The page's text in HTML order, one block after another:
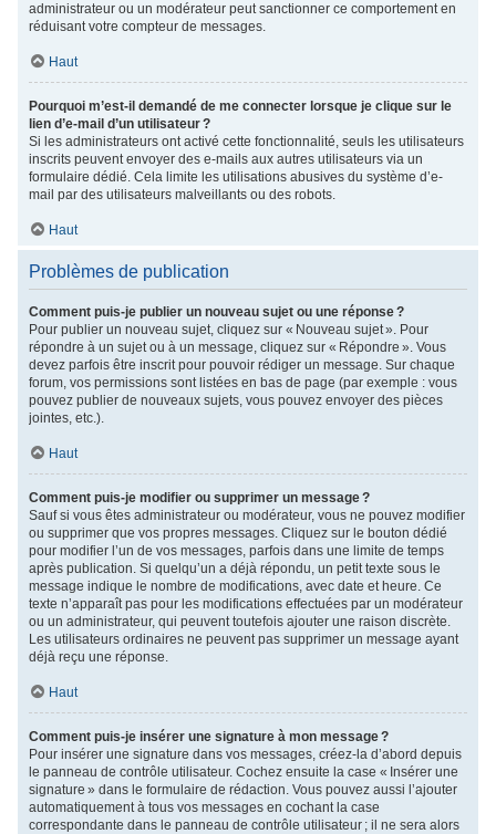
administrateur ou un modérateur peut sanctionner ce comportement en
réduisant votre compteur de messages.
Haut
Pourquoi m’est-il demandé de me connecter lorsque je clique sur le
lien d’e-mail d’un utilisateur ?
Si les administrateurs ont activé cette fonctionnalité, seuls les utilisateurs
inscrits peuvent envoyer des e-mails aux autres utilisateurs via un
formulaire dédié. Cela limite les utilisations abusives du système d’e-
mail par des utilisateurs malveillants ou des robots.
Haut
Problèmes de publication
Comment puis-je publier un nouveau sujet ou une réponse ?
Pour publier un nouveau sujet, cliquez sur « Nouveau sujet ». Pour
répondre à un sujet ou à un message, cliquez sur « Répondre ». Vous
devez parfois être inscrit pour pouvoir rédiger un message. Sur chaque
forum, vos permissions sont listées en bas de page (par exemple : vous
pouvez publier de nouveaux sujets, vous pouvez envoyer des pièces
jointes, etc.).
Haut
Comment puis-je modifier ou supprimer un message ?
Sauf si vous êtes administrateur ou modérateur, vous ne pouvez modifier
ou supprimer que vos propres messages. Cliquez sur le bouton dédié
pour modifier l’un de vos messages, parfois dans une limite de temps
après publication. Si quelqu’un a déjà répondu, un petit texte sous le
message indique le nombre de modifications, avec date et heure. Ce
texte n’apparaît pas pour les modifications effectuées par un modérateur
ou un administrateur, qui peuvent toutefois ajouter une raison discrète.
Les utilisateurs ordinaires ne peuvent pas supprimer un message ayant
déjà reçu une réponse.
Haut
Comment puis-je insérer une signature à mon message ?
Pour insérer une signature dans vos messages, créez-la d’abord depuis
le panneau de contrôle utilisateur. Cochez ensuite la case « Insérer une
signature » dans le formulaire de rédaction. Vous pouvez aussi l’ajouter
automatiquement à tous vos messages en cochant la case
correspondante dans le panneau de contrôle utilisateur ; il ne sera alors